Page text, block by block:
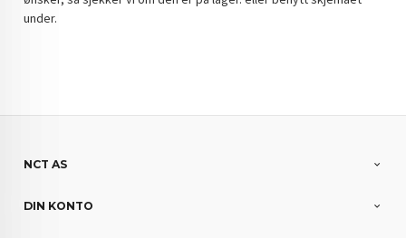
under.
NCT AS
DIN KONTO